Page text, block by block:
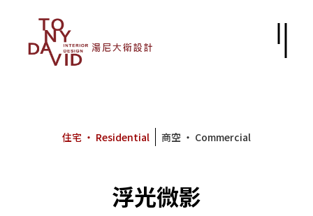
住宅 ‧ Residential 商空 ‧ Commercial
浮光微影